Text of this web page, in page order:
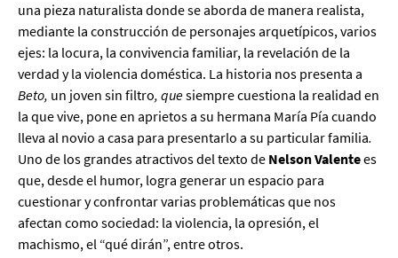
una pieza naturalista donde se aborda de manera realista,
mediante la construcción de personajes arquetípicos, varios
ejes: la locura, la convivencia familiar, la revelación de la
verdad y la violencia doméstica. La historia nos presenta a
Beto, un joven sin filtro, quesiempre cuestiona la realidad en
la que vive, pone en aprietos a su hermana María Pía cuando
lleva al novio a casa para presentarlo a su particular familia.
Uno de los grandes atractivos del texto de Nelson Valentees
que, desde el humor, logra generar un espacio para
cuestionar y confrontar varias problemáticas que nos
afectan como sociedad: la violencia, la opresión, el
machismo, el “qué dirán”, entre otros.